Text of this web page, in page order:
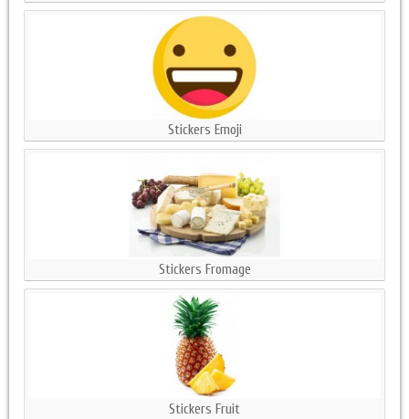
Stickers Emoji
Stickers Fromage
Stickers Fruit